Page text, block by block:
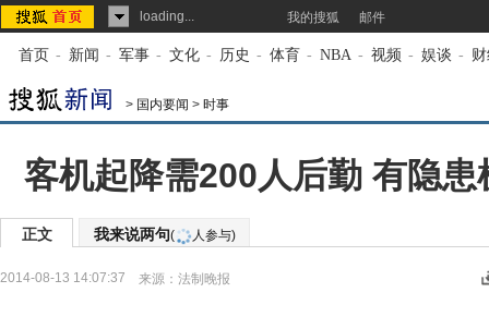
loading... 我的搜狐 邮件
首页 - 新闻 - 军事 - 文化 - 历史 - 体育 - NBA - 视频 - 娱谈 -
> 国内要闻 > 时事
客机起降需200人后勤 有隐患
正文 我来说两句( 人参与)
2014-08-13 14:07:37 来源： 法制晚报